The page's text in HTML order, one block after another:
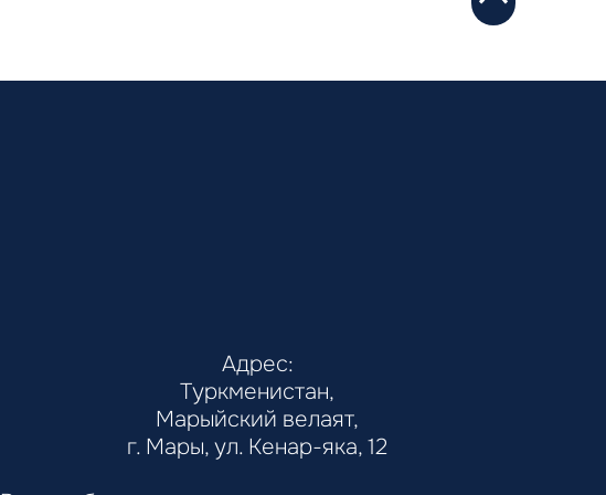
Адрес:
Туркменистан,
Марыйский велаят,
г. Мары, ул. Кенар-яка, 12